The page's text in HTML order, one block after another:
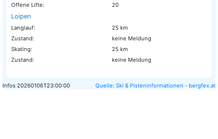
Offene Lifte:
20
Loipen
Langlauf:
25 km
Zustand:
keine Meldung
Skating:
25 km
Zustand:
keine Meldung
Infos 20260106T23:00:00 Quelle: Ski & Pisteninformationen - bergfex.at